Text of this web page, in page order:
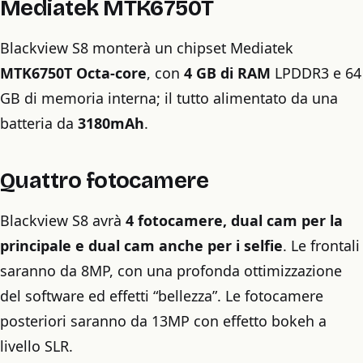
Mediatek MTK6750T
Blackview S8 monterà un chipset Mediatek
MTK6750T Octa-core, con 4 GB di RAM LPDDR3 e 64
GB di memoria interna; il tutto alimentato da una
batteria da 3180mAh.
Quattro fotocamere
Blackview S8 avrà 4 fotocamere, dual cam per la
principale e dual cam anche per i selfie. Le frontali
saranno da 8MP, con una profonda ottimizzazione
del software ed effetti “bellezza”. Le fotocamere
posteriori saranno da 13MP con effetto bokeh a
livello SLR.